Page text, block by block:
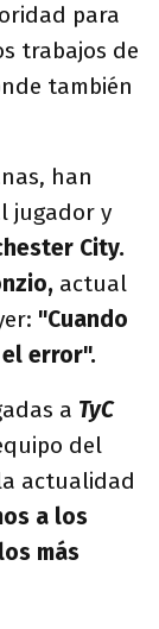
para
trabajos de
también
han
jugador y
City.
actual
"Cuando
error".
a TyC
del
actualidad
a los
más